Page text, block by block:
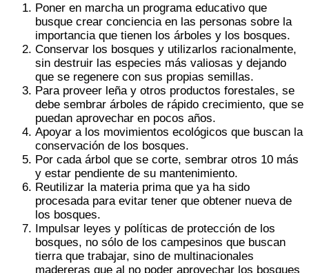
Poner en marcha un programa educativo que
busque crear conciencia en las personas sobre la
importancia que tienen los árboles y los bosques.
Conservar los bosques y utilizarlos racionalmente,
sin destruir las especies más valiosas y dejando
que se regenere con sus propias semillas.
Para proveer leña y otros productos forestales, se
debe sembrar árboles de rápido crecimiento, que se
puedan aprovechar en pocos años.
Apoyar a los movimientos ecológicos que buscan la
conservación de los bosques.
Por cada árbol que se corte, sembrar otros 10 más
y estar pendiente de su mantenimiento.
Reutilizar la materia prima que ya ha sido
procesada para evitar tener que obtener nueva de
los bosques.
Impulsar leyes y políticas de protección de los
bosques, no sólo de los campesinos que buscan
tierra que trabajar, sino de multinacionales
madereras que al no poder aprovechar los bosques